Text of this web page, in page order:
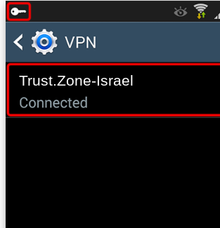
Trust.Zone-Israel